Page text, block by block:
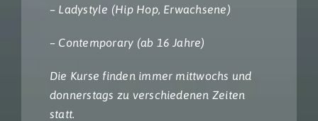
– Ladystyle (Hip Hop, Erwachsene)
– Contemporary (ab 16 Jahre)
Die Kurse finden immer mittwochs und
donnerstags zu verschiedenen Zeiten
statt.